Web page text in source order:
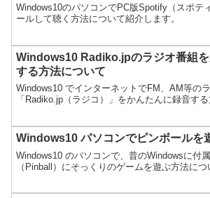
Windows10のパソコンでPC版Spotify（スポテ
ールして聴く方法について紹介します。
Windows10 Radiko.jpのラジオ番組
する方法について
Windows10 でインターネットでFM、AM等の
「Radiko.jp（ラジコ）」をかんたんに録音する
Windows10 パソコンでピンボールを
Windows10 のパソコンで、昔のWindowsに付
（Pinball）にそっくりのゲームを遊ぶ方法につ